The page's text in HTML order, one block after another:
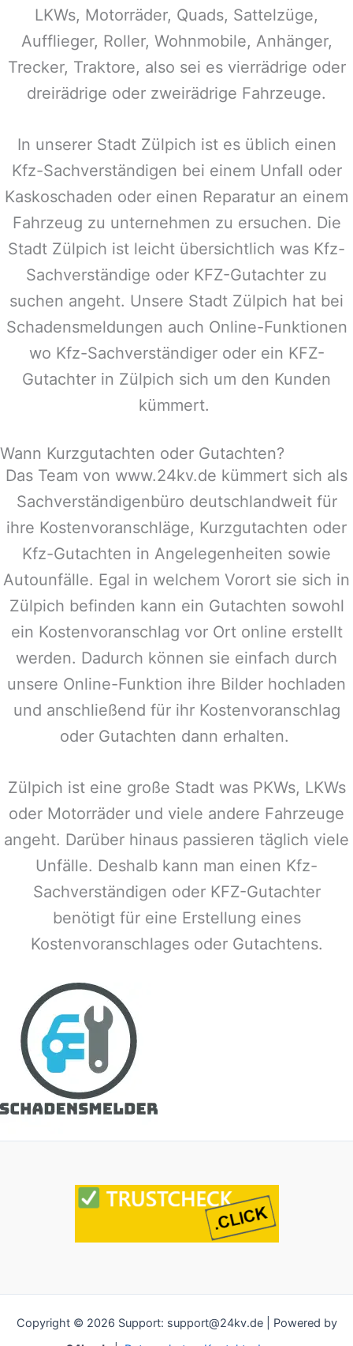
LKWs, Motorräder, Quads, Sattelzüge,
Aufflieger, Roller, Wohnmobile, Anhänger,
Trecker, Traktore, also sei es vierrädrige oder
dreirädrige oder zweirädrige Fahrzeuge.
In unserer Stadt Zülpich ist es üblich einen
Kfz-Sachverständigen bei einem Unfall oder
Kaskoschaden oder einen Reparatur an einem
Fahrzeug zu unternehmen zu ersuchen. Die
Stadt Zülpich ist leicht übersichtlich was Kfz-
Sachverständige oder KFZ-Gutachter zu
suchen angeht. Unsere Stadt Zülpich hat bei
Schadensmeldungen auch Online-Funktionen
wo Kfz-Sachverständiger oder ein KFZ-
Gutachter in Zülpich sich um den Kunden
kümmert.
Wann Kurzgutachten oder Gutachten?
Das Team von www.24kv.de kümmert sich als
Sachverständigenbüro deutschlandweit für
ihre Kostenvoranschläge, Kurzgutachten oder
Kfz-Gutachten in Angelegenheiten sowie
Autounfälle. Egal in welchem Vorort sie sich in
Zülpich befinden kann ein Gutachten sowohl
ein Kostenvoranschlag vor Ort online erstellt
werden. Dadurch können sie einfach durch
unsere Online-Funktion ihre Bilder hochladen
und anschließend für ihr Kostenvoranschlag
oder Gutachten dann erhalten.
Zülpich ist eine große Stadt was PKWs, LKWs
oder Motorräder und viele andere Fahrzeuge
angeht. Darüber hinaus passieren täglich viele
Unfälle. Deshalb kann man einen Kfz-
Sachverständigen oder KFZ-Gutachter
benötigt für eine Erstellung eines
Kostenvoranschlages oder Gutachtens.
Copyright © 2026 Support: support@24kv.de | Powered by